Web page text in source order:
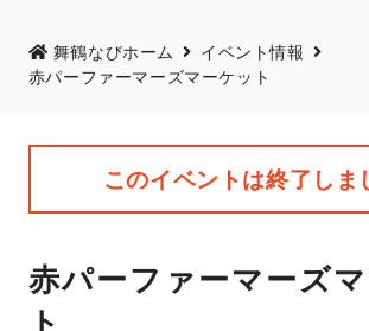
舞鶴なびホーム
イベント情報
赤パーファーマーズマーケット
このイベントは終了しま
赤パーファーマーズ
ト